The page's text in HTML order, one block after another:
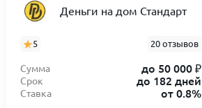
на сайте.
при
Деньги на дом Стандарт
5 20 отзывов
Сумма до 50 000 ₽
Срок до 182 дней
Ставка от 0.8%